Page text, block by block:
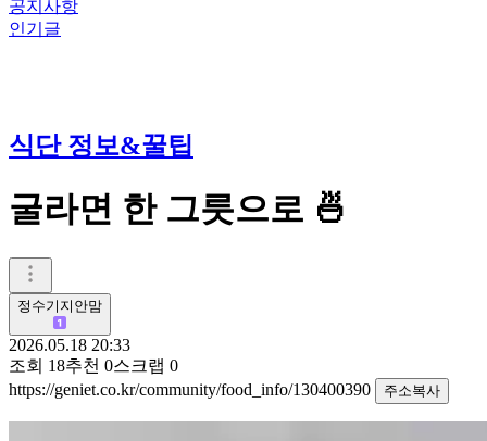
공지사항
인기글
식단 정보&꿀팁
굴라면 한 그릇으로 🍜
정수기지안맘
2026.05.18 20:33
조회 18추천 0스크랩 0
https://geniet.co.kr/community/food_info/130400390
주소복사